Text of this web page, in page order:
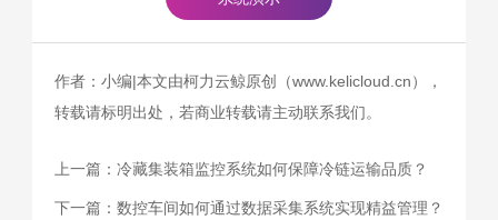
作者：小编|本文由柯力云鲸原创（www.kelicloud.cn），
转载请标明出处，若商业转载请主动联系我们。
上一篇： 冷藏集装箱监控系统如何保障冷链运输品质？
下一篇： 数控车间如何通过数据采集系统实现精益管理？